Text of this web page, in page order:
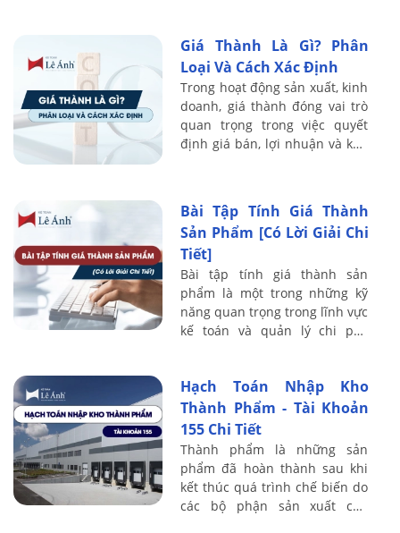
toán sản xuất ...
Giá Thành Là Gì? Phân
Loại Và Cách Xác Định
Trong hoạt động sản xuất, kinh
doanh, giá thành đóng vai trò
quan trọng trong việc quyết
định giá bán, lợi nhuận và khả
Bài Tập Tính Giá Thành
Sản Phẩm [Có Lời Giải Chi
Tiết]
Bài tập tính giá thành sản
phẩm là một trong những kỹ
năng quan trọng trong lĩnh vực
kế toán và quản lý chi phí,
nghiệp sản ...
Hạch Toán Nhập Kho
Thành Phẩm - Tài Khoản
155 Chi Tiết
Thành phẩm là những sản
phẩm đã hoàn thành sau khi
kết thúc quá trình chế biến do
các bộ phận sản xuất của